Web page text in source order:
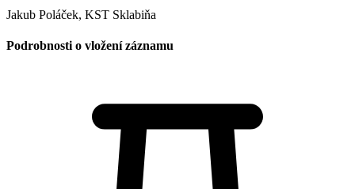
Jakub Poláček, KST Sklabiňa
Podrobnosti o vložení záznamu